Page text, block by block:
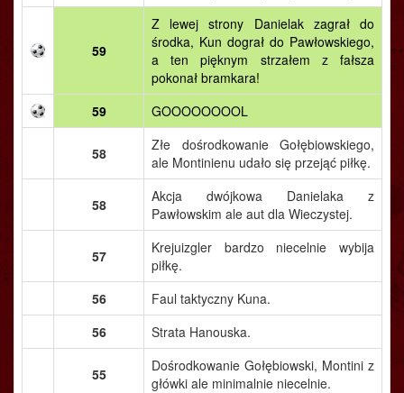
59
Z lewej strony Danielak zagrał do
środka, Kun dograł do Pawłowskiego,
a ten pięknym strzałem z fałsza
pokonał bramkara!
59
GOOOOOOOOL
58
Złe dośrodkowanie Gołębiowskiego,
ale Montinienu udało się przejąć piłkę.
58
Akcja dwójkowa Danielaka z
Pawłowskim ale aut dla Wieczystej.
57
Krejuizgler bardzo niecelnie wybija
piłkę.
56
Faul taktyczny Kuna.
56
Strata Hanouska.
55
Dośrodkowanie Gołębiowski, Montini z
główki ale minimalnie niecelnie.